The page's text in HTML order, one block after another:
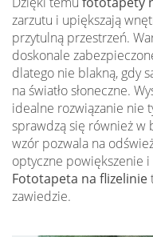
zarzutu i upiększają
przytulną przestrzeń.
doskonale
dlatego nie blakną, gdy
na światło słoneczne.
idealne rozwiązanie nie
sprawdzą się również
wzór pozwala na
optyczne powiększenie
Fototapeta na flizelinie
zawiedzie.